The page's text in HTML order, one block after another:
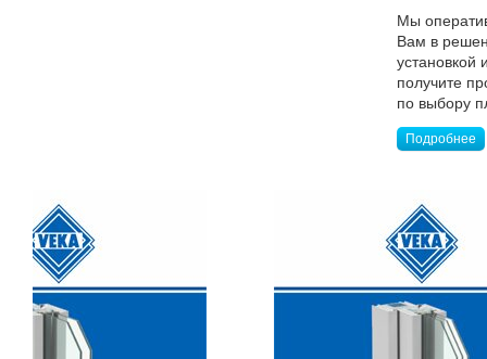
Мы
Вам в
установкой
получите
по выбору
Подробнее